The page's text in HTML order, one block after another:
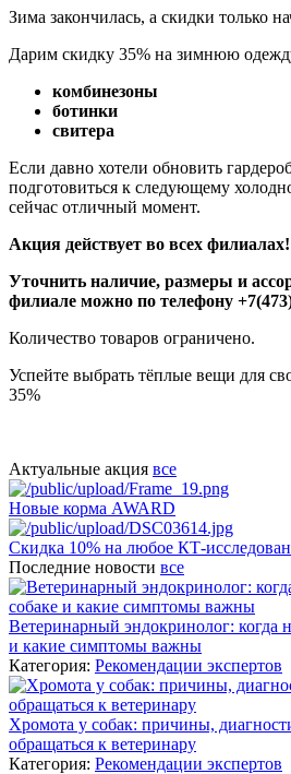
Зима закончилась, а скидки только
Дарим скидку 35% на зимнюю
комбинезоны
ботинки
свитера
Если давно хотели обновить
подготовиться к следующему
сейчас отличный момент.
Акция действует во всех филиалах!
Уточнить наличие, размеры и
филиале можно по телефону
Количество товаров ограничено.
Успейте выбрать тёплые вещи для
35%
Актуальные акция все
Новые корма AWARD
Скидка 10% на любое КТ-
Последние новости все
Ветеринарный эндокринолог: когда
и какие симптомы важны
Категория: Рекомендации экспертов
Хромота у собак: причины,
обращаться к ветеринару
Категория: Рекомендации экспертов